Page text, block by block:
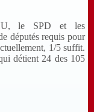
le SPD et les
députés requis pour
1/5 suffit.
détient 24 des 105